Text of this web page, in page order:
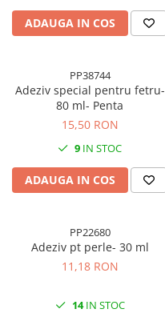
ADAUGA IN COS
PP38744
Adeziv special pentru fetru-
80 ml- Penta
15,50 RON
9 IN STOC
ADAUGA IN COS
PP22680
Adeziv pt perle- 30 ml
11,18 RON
14IN STOC